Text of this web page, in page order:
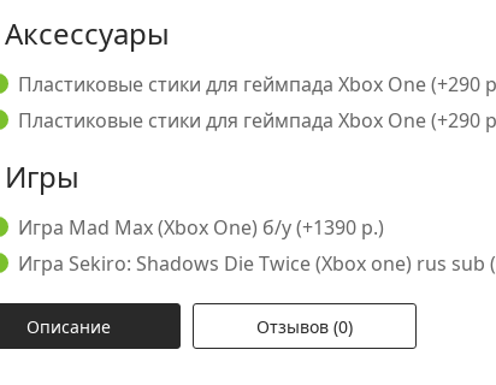
Аксессуары
Пластиковые стики для геймпада Xbox One (+290
Пластиковые стики для геймпада Xbox One (+290
Игры
Игра Mad Max (Xbox One) б/у (+1390 р.)
Игра Sekiro: Shadows Die Twice (Xbox one) rus sub
Описание Отзывов (0)